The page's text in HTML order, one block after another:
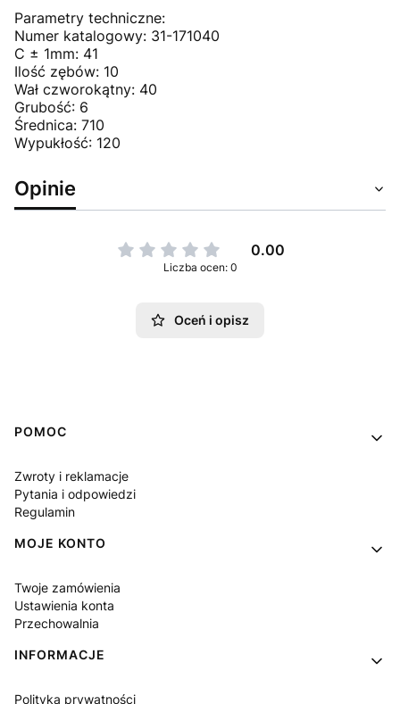
Parametry techniczne:
Numer katalogowy: 31-171040
C ± 1mm: 41
Ilość zębów: 10
Wał czworokątny: 40
Grubość: 6
Średnica: 710
Wypukłość: 120
Opinie
0.00
Liczba ocen: 0
Oceń i opisz
Linki w stopce
POMOC
Zwroty i reklamacje
Pytania i odpowiedzi
Regulamin
MOJE KONTO
Twoje zamówienia
Ustawienia konta
Przechowalnia
INFORMACJE
Polityka prywatności